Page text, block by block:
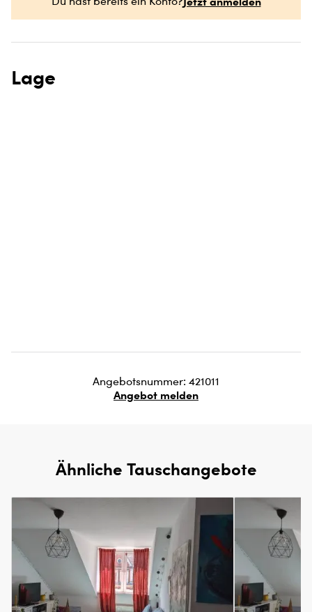
Lage
Angebotsnummer: 421011
Angebot melden
Ähnliche Tauschangebote